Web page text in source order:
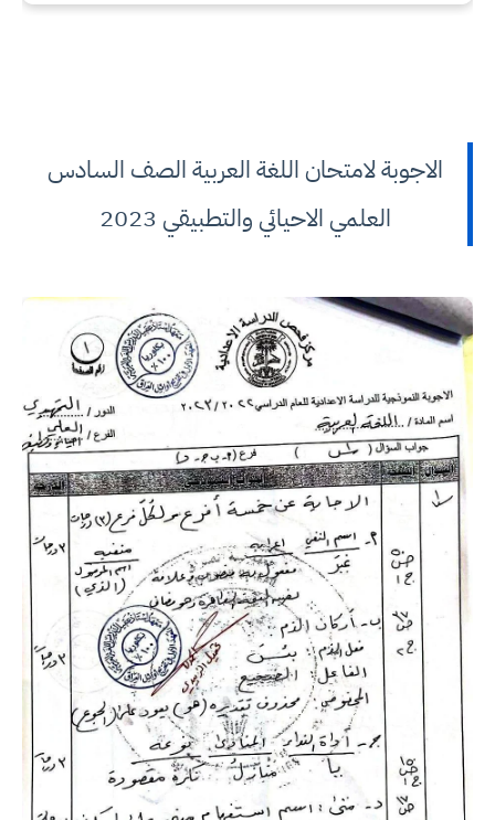
الاجوبة لامتحان اللغة العربية الصف السادس
العلمي الاحيائي والتطبيقي 2023